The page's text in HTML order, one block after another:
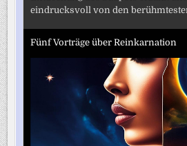
eindrucksvoll von den
Fünf Vorträge über Reinkarnation